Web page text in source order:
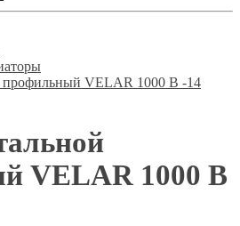
профильный VELAR 1000 В -14
VELAR 1000 В